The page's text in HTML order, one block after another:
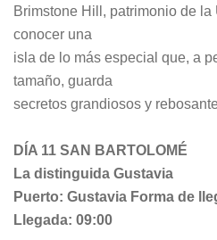
Brimstone Hill, patrimonio de
conocer una
isla de lo más especial que, a
tamaño, guarda
secretos grandiosos y
DÍA 11 SAN BARTOLOMÉ
La distinguida Gustavia
Puerto: Gustavia Forma de
Llegada: 09:00